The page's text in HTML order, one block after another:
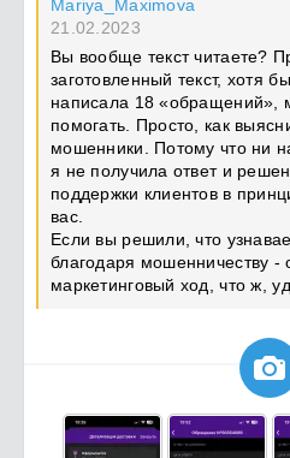
Mariya_Maximova
21.02.2023
Вы вообще текст читаете?
заготовленный текст, хотя
написала 18 «обращений»,
помогать. Просто, как
мошенники. Потому что ни
я не получила ответ и
поддержки клиентов в
вас.
Если вы решили, что
благодаря мошенничеству -
маркетинговый ход, что ж,